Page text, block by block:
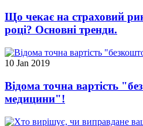
Що чекає на страховий
році? Основні тренди.
10 Jan 2019
Відома точна вартість
медицини"!